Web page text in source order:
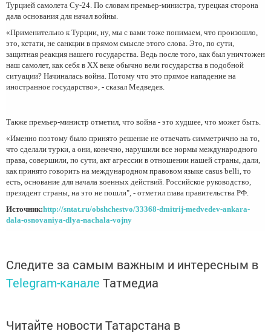
Турцией самолета Су-24. По словам премьер-министра, турецкая сторона
дала основания для начал войны.
«Применительно к Турции, ну, мы с вами тоже понимаем, что произошло,
это, кстати, не санкции в прямом смысле этого слова. Это, по сути,
защитная реакция нашего государства. Ведь после того, как был уничтожен
наш самолет, как себя в ХХ веке обычно вели государства в подобной
ситуации? Начиналась война. Потому что это прямое нападение на
иностранное государство», - сказал Медведев.
Также премьер-министр отметил, что война - это худшее, что может быть.
«Именно поэтому было принято решение не отвечать симметрично на то,
что сделали турки, а они, конечно, нарушили все нормы международного
права, совершили, по сути, акт агрессии в отношении нашей страны, дали,
как принято говорить на международном правовом языке casus belli, то
есть, основание для начала военных действий. Российское руководство,
президент страны, на это не пошли", - отметил глава правительства РФ.
Источник:http://sntat.ru/obshchestvo/33368-dmitrij-medvedev-ankara-
dala-osnovaniya-dlya-nachala-vojny
Следите за самым важным и интересным в
Telegram-канале Татмедиа
Читайте новости Татарстана в